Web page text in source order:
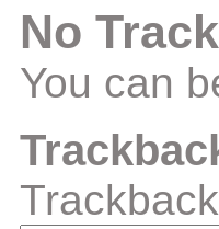
No
You can